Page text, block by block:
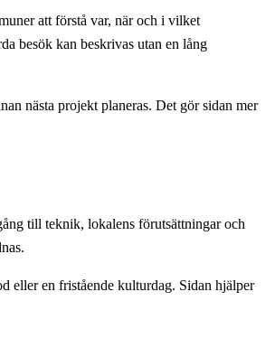
att förstå var, när och i vilket
besök kan beskrivas utan en lång
nästa projekt planeras. Det gör sidan mer
till teknik, lokalens förutsättningar och
eller en fristående kulturdag. Sidan hjälper